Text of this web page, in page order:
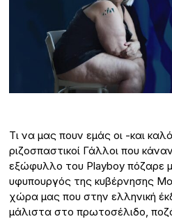
Τι να μας πουν εμάς οι -και
ριζοσπαστικοί Γάλλοι που
εξώφυλλο του Playboy πόζαρε
υφυπουργός της κυβέρνησης
χώρα μας που στην ελληνική
μάλιστα στο πρωτοσέλιδο,